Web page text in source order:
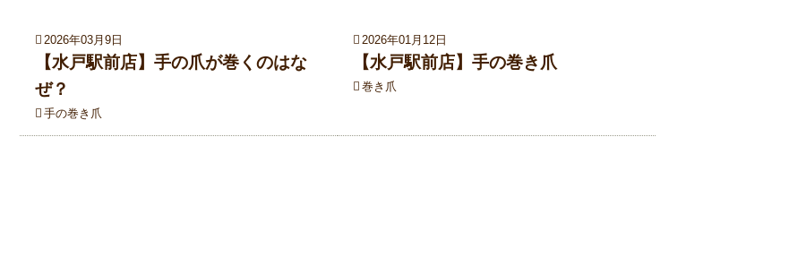
2026年03月9日
【水戸駅前店】手の爪が巻くのはな
ぜ？
手の巻き爪
2026年01月12日
【水戸駅前店】手の巻き爪
巻き爪